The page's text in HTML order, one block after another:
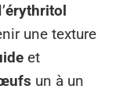
érythritol
une texture
et
un à un